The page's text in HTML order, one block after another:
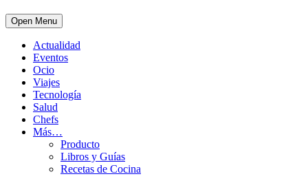
Open Menu
Actualidad
Eventos
Ocio
Viajes
Tecnología
Salud
Chefs
Más…
Producto
Libros y Guías
Recetas de Cocina